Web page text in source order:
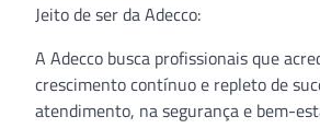
Jeito de ser da Adecco:
A Adecco busca profissionais que
crescimento contínuo e repleto de
atendimento, na segurança e bem-